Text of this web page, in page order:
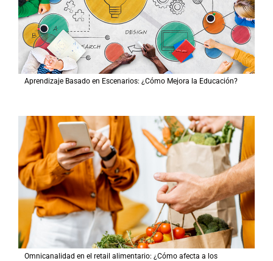
Aprendizaje Basado en Escenarios: ¿Cómo Mejora la Educación?
Omnicanalidad en el retail alimentario: ¿Cómo afecta a los